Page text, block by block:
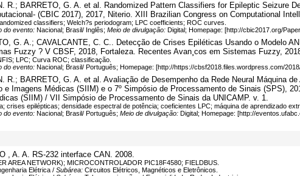
R.; BARRETO, G. A. et al. Randomized Pattern Classifiers for Epileptic Seizure
(CBIC 2017), 2017, Niterio. XIII Brazilian Congress on Computational
classifiers; Welch?s periodogram; LPC coefficients; ROC curves.
do evento: Nacional; Brasil/ Inglês; Meio de divulgação: Digital; Homepage: [http://cbic2017.org/
G. A.; CAVALCANTE, C. C.. Detecção de Crises Epiléticas Usando o Modelo
Fuzzy ? V CBSF, 2018, Fortaleza. Recentes Avan¸cos em Sistemas Fuzzy,
LPC; Curva ROC; classificação.
do evento: Nacional; Brasil/ Português; Homepage: [http://https://cbsf2018.files.wordpress.com/
R.; BARRETO, G. A. et al. Avaliação de Desempenho da Rede Neural Máquina
e Imagens Médicas (SIIM) e o 7º Simpósio de Processamento de Sinais (SPS),
(SIIM) / VII Simpósio de Processamento de Sinais da UNICAMP. v. 1.
crises epilépticas; densidade espectral de potência; coeficientes LPC; máquina de aprendizado
do evento: Nacional; Brasil/ Português; Meio de divulgação: Digital; Homepage: [http://
, A. A. RS-232 interface CAN. 2008.
AREA NETWORK); MICROCONTROLADOR PIC18F4580; FIELDBUS.
Elétrica / Subárea: Circuitos Elétricos, Magnéticos e Eletrônicos.